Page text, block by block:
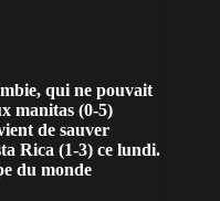
qui ne pouvait
manitas (0-5)
de sauver
Rica (1-3) ce lundi.
du monde